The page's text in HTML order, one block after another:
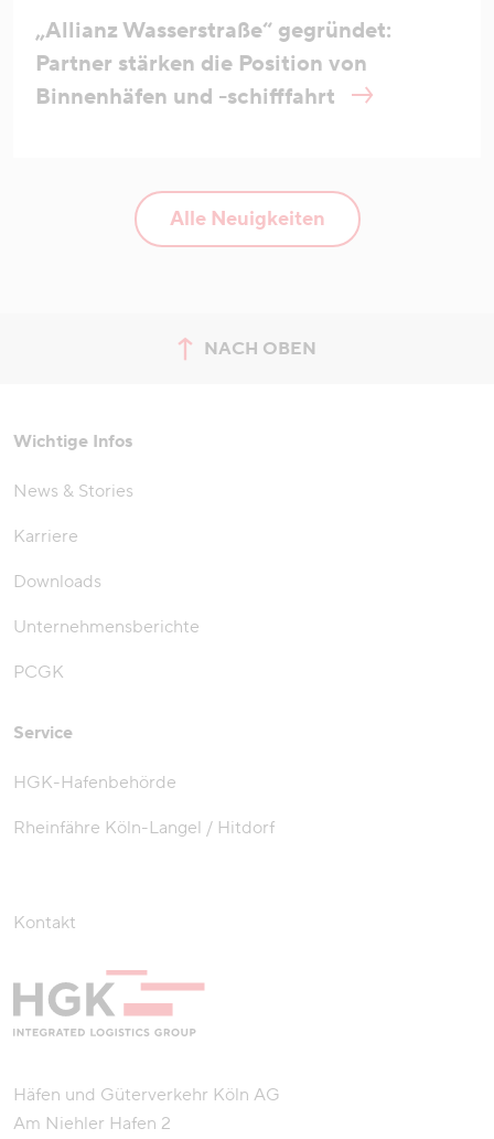
„Allianz Wasserstraße“ gegründet:
Partner stärken die Position von
Binnenhäfen und -schifffahrt
Alle Neuigkeiten
NACH OBEN
zum Seitenanfang springen
Wichtige Infos
News & Stories
Karriere
Downloads
Unternehmensberichte
PCGK
Service
HGK-Hafenbehörde
Rheinfähre Köln-Langel / Hitdorf
Kontakt
Häfen und Güterverkehr Köln AG
Am Niehler Hafen 2